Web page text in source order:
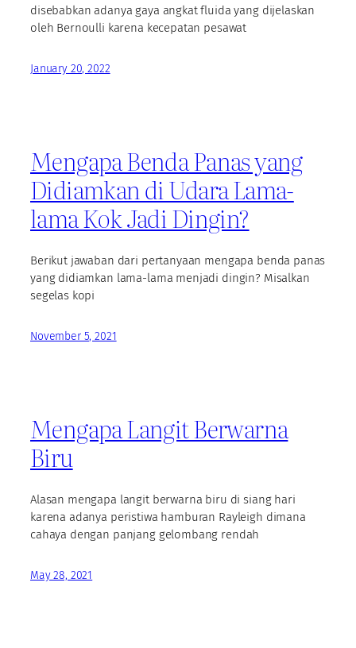
disebabkan adanya gaya angkat fluida yang dijelaskan
oleh Bernoulli karena kecepatan pesawat
January 20, 2022
Mengapa Benda Panas yang
Didiamkan di Udara Lama-
lama Kok Jadi Dingin?
Berikut jawaban dari pertanyaan mengapa benda panas
yang didiamkan lama-lama menjadi dingin? Misalkan
segelas kopi
November 5, 2021
Mengapa Langit Berwarna
Biru
Alasan mengapa langit berwarna biru di siang hari
karena adanya peristiwa hamburan Rayleigh dimana
cahaya dengan panjang gelombang rendah
May 28, 2021